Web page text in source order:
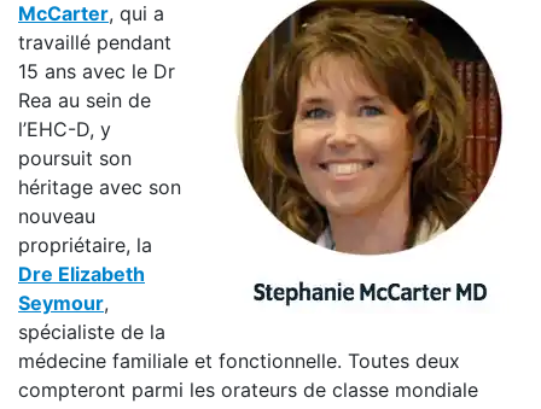
McCarter, qui a
travaillé pendant
15 ans avec le Dr
Rea au sein de
l’EHC-D, y
poursuit son
héritage avec son
nouveau
propriétaire, la
Dre Elizabeth
Seymour,
spécialiste de la
médecine familiale et fonctionnelle. Toutes deux
compteront parmi les orateurs de classe mondiale